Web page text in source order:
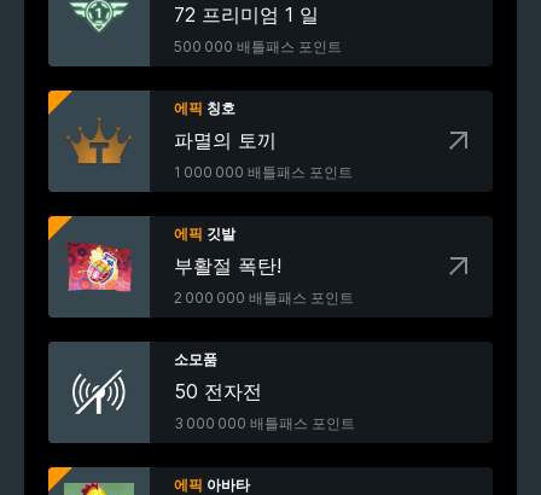
72 프리미엄 1 일
500 000 배틀패스 포인트
에픽 칭호
파멸의 토끼
1 000 000 배틀패스 포인트
에픽 깃발
부활절 폭탄!
2 000 000 배틀패스 포인트
소모품
50 전자전
3 000 000 배틀패스 포인트
에픽 아바타